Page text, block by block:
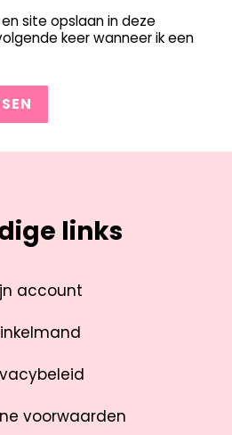
site opslaan in deze
keer wanneer ik een
links
account
voorwaarden